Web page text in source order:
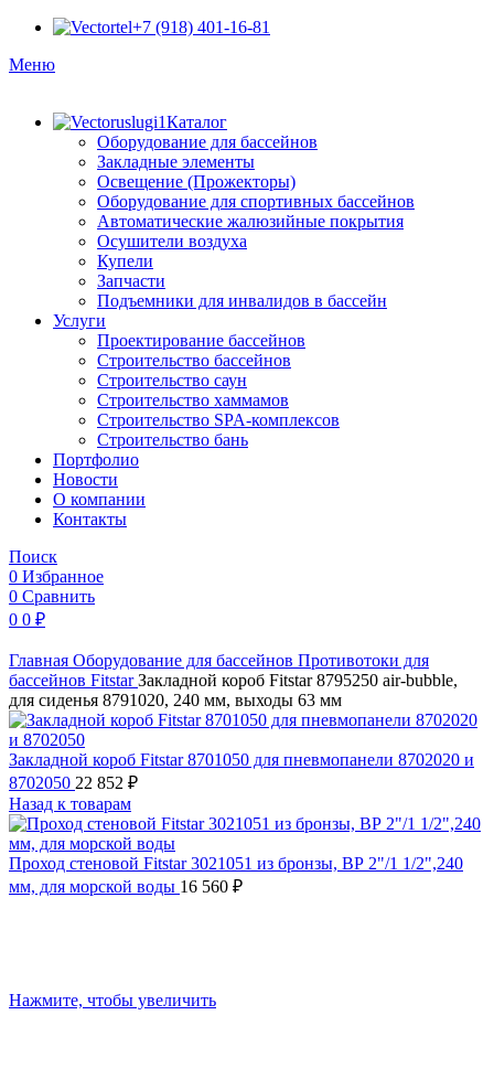
+7 (918) 401-16-81
Меню
Каталог
Оборудование для бассейнов
Закладные элементы
Освещение (Прожекторы)
Оборудование для спортивных бассейнов
Автоматические жалюзийные покрытия
Осушители воздуха
Купели
Запчасти
Подъемники для инвалидов в бассейн
Услуги
Проектирование бассейнов
Строительство бассейнов
Строительство саун
Строительство хаммамов
Строительство SPA-комплексов
Строительство бань
Портфолио
Новости
O компании
Контакты
Поиск
0 Избранное
0 Сравнить
0 0 ₽
Главная Оборудование для бассейнов Противотоки для
бассейнов FitstarЗакладной короб Fitstar 8795250 air-bubble,
для сиденья 8791020, 240 мм, выходы 63 мм
Закладной короб Fitstar 8701050 для пневмопанели 8702020 и
8702050 22 852 ₽
Назад к товарам
Проход стеновой Fitstar 3021051 из бронзы, ВР 2"/1 1/2",240
мм, для морской воды 16 560 ₽
Нажмите, чтобы увеличить